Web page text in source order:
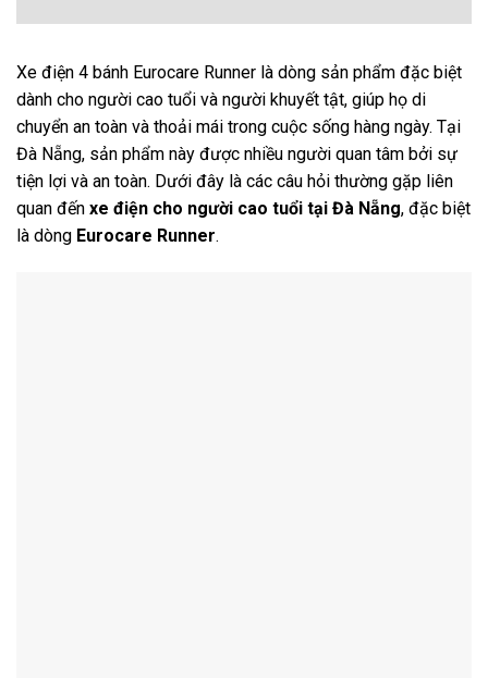
Xe điện 4 bánh Eurocare Runner là dòng sản phẩm đặc biệt
dành cho người cao tuổi và người khuyết tật, giúp họ di
chuyển an toàn và thoải mái trong cuộc sống hàng ngày. Tại
Đà Nẵng, sản phẩm này được nhiều người quan tâm bởi sự
tiện lợi và an toàn. Dưới đây là các câu hỏi thường gặp liên
quan đến xe điện cho người cao tuổi tại Đà Nẵng, đặc biệt
là dòng Eurocare Runner.